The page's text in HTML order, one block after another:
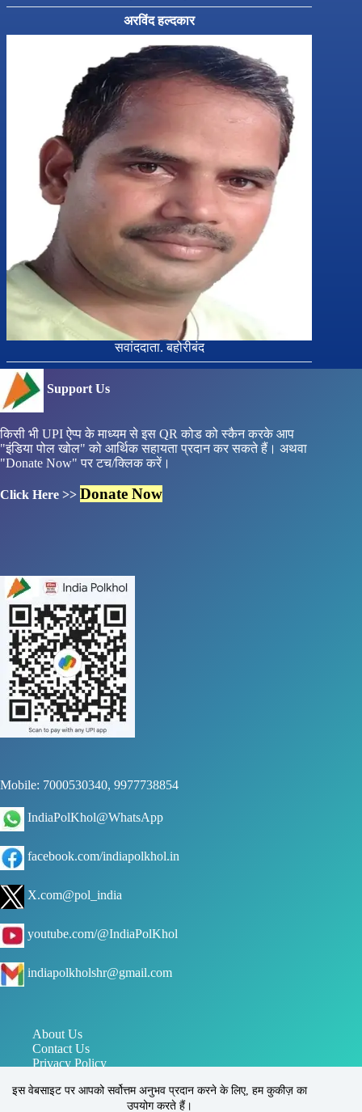
इस वेबसाइट पर आपको सर्वोत्तम अनुभव प्रदान करने के लिए, हम कुकीज़ का
उपयोग करते हैं।
अरविंद हल्दकार
सवांददाता. बहोरीबंद
Support Us
किसी भी UPI ऐप्प के माध्यम से इस QR कोड को स्कैन करके आप
"इंडिया पोल खोल" को आर्थिक सहायता प्रदान कर सकते हैं। अथवा
"Donate Now" पर टच/क्लिक करें।
Click Here >> Donate Now
Mobile: 7000530340, 9977738854
IndiaPolKhol@WhatsApp
facebook.com/indiapolkhol.in
X.com@pol_india
youtube.com/@IndiaPolKhol
indiapolkholshr@gmail.com
About Us
Contact Us
Privacy Policy
पत्र सूचना कार्यालय PIB
इंडिया पोल खोल, सिहोरा, जबलपुर, मध्य प्रदेश, भारत 483225